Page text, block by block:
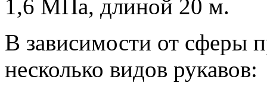
1,6 МПа, длиной 20 м.
В зависимости от сферы
несколько видов рукавов: